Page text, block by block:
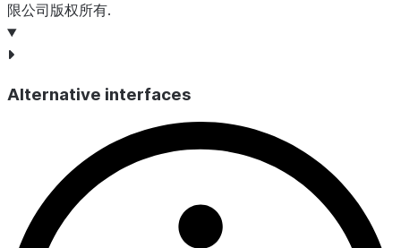
TYPE
COMMENT VARCHAR
IS_PRIMARY VARCHAR
限公司版权所有.
Alternative interfaces